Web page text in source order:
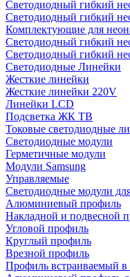
Светодиодный гибкий
Светодиодный гибкий
Комплектующие для
Светодиодный гибкий
Светодиодный гибкий
Светодиодные Линейки
Жесткие линейки
Жесткие линейки 220V
Линейки LCD
Подсветка ЖК ТВ
Токовые светодиодные
Светодиодные модули
Герметичные модули
Модули Samsung
Управляемые
Светодиодные модули
Алюминиевый профиль
Накладной и подвесной
Угловой профиль
Круглый профиль
Врезной профиль
Профиль встраиваемый в